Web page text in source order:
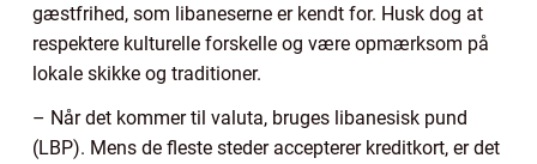
gæstfrihed, som libaneserne er kendt for. Husk dog at
respektere kulturelle forskelle og være opmærksom på
lokale skikke og traditioner.
– Når det kommer til valuta, bruges libanesisk pund
(LBP). Mens de fleste steder accepterer kreditkort, er det